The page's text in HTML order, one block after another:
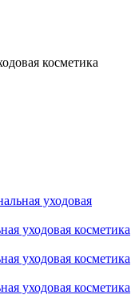
косметика
уходовая
уходовая косметика
уходовая косметика
уходовая косметика